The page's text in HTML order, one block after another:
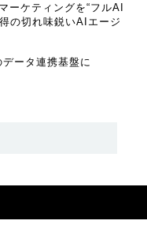
ーケティングを“フルAI
の切れ味鋭いAIエージ
ータ連携基盤に